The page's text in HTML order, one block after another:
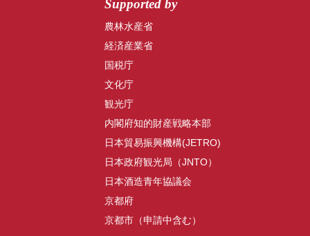
Supported by
農林水産省
経済産業省
国税庁
文化庁
観光庁
内閣府知的財産戦略本部
日本貿易振興機構(JETRO)
日本政府観光局（JNTO）
日本酒造青年協議会
京都府
京都市（申請中含む）